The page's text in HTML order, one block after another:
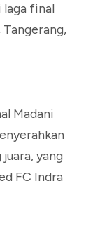
laga final
Madani
yang
FC Indra